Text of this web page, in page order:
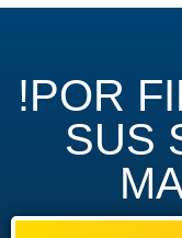
!POR
SUS